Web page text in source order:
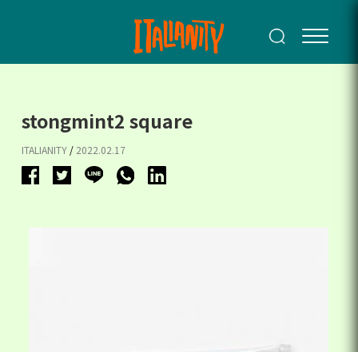
stongmint2 square
ITALIANITY / 2022.02.17